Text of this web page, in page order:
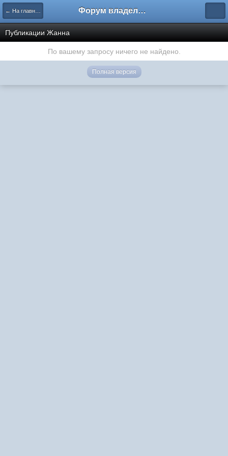
← На главную Форум владельцев интернет-магазинов
Публикации Жанна
По вашему запросу ничего не найдено.
Полная версия